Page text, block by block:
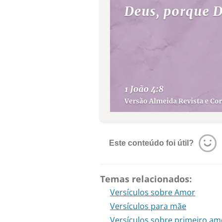
Este conteúdo foi útil?
Temas relacionados:
Versículos sobre Amor
Versículos para mãe